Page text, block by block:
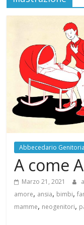
È
UN
Abbecedario
A come
Marzo 21, 2021
amore, ansia, bimbi,
mamme, neogenitori,